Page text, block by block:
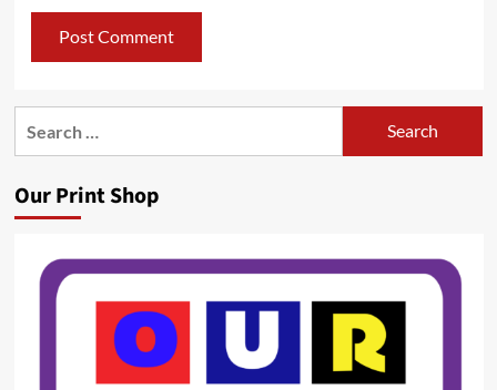
Our Print Shop